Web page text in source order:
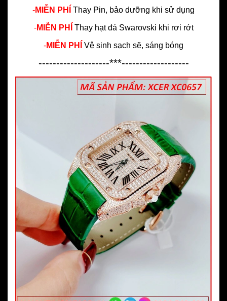
-MIỄN PHÍ Thay Pin, bảo dưỡng khi sử dụng
-MIỄN PHÍ Thay hạt đá Swarovski khi rơi rớt
-MIỄN PHÍ Vệ sinh sạch sẽ, sáng bóng
--------------------***-------------------